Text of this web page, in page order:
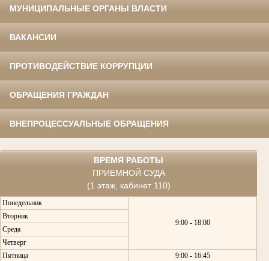
МУНИЦИПАЛЬНЫЕ ОРГАНЫ ВЛАСТИ
ВАКАНСИИ
ПРОТИВОДЕЙСТВИЕ КОРРУПЦИИ
ОБРАЩЕНИЯ ГРАЖДАН
ВНЕПРОЦЕССУАЛЬНЫЕ ОБРАЩЕНИЯ
ВРЕМЯ РАБОТЫ
ПРИЕМНОЙ СУДА
(1 этаж, кабинет 110)
Понедельник
9:00 - 18:00
Вторник
Среда
Четверг
Пятница
9:00 - 16:45